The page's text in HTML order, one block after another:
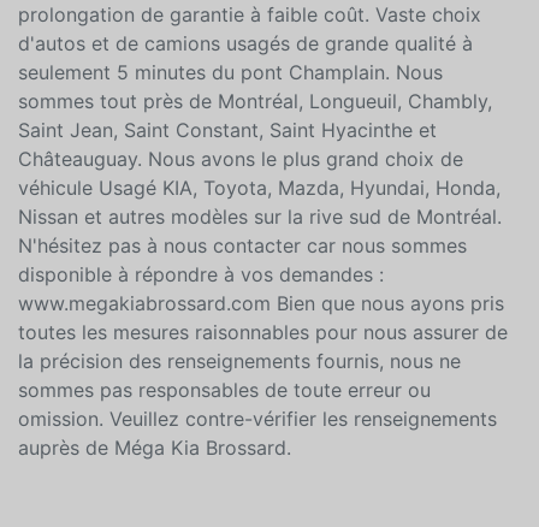
Kia Brossard. Inspection professionnelle en 135 points.
Bénéficiez d'une balance de garantie ou d'une
prolongation de garantie à faible coût. Vaste choix
d'autos et de camions usagés de grande qualité à
seulement 5 minutes du pont Champlain. Nous
sommes tout près de Montréal, Longueuil, Chambly,
Saint Jean, Saint Constant, Saint Hyacinthe et
Châteauguay. Nous avons le plus grand choix de
véhicule Usagé KIA, Toyota, Mazda, Hyundai, Honda,
Nissan et autres modèles sur la rive sud de Montréal.
N'hésitez pas à nous contacter car nous sommes
disponible à répondre à vos demandes :
www.megakiabrossard.com Bien que nous ayons pris
toutes les mesures raisonnables pour nous assurer de
la précision des renseignements fournis, nous ne
sommes pas responsables de toute erreur ou